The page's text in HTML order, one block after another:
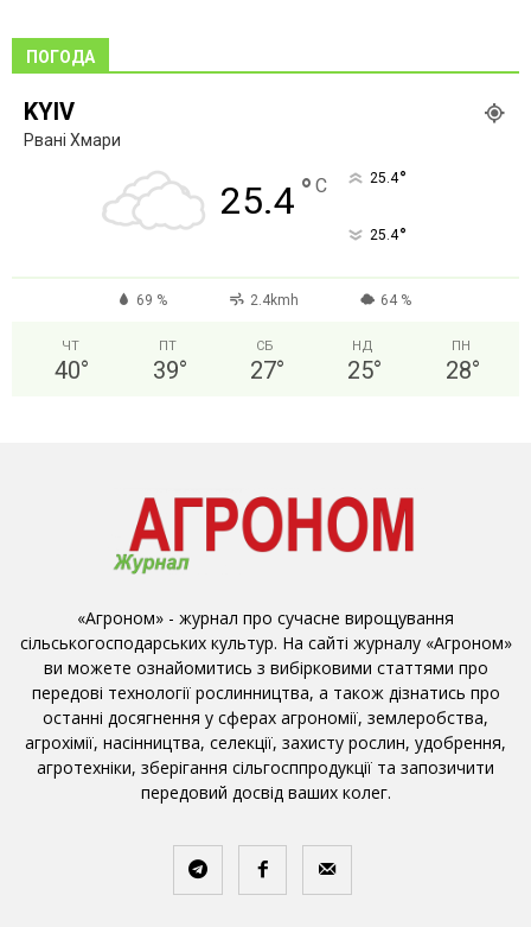
ПОГОДА
KYIV
Рвані Хмари
25.4 ° C 25.4°
25.4°
69 % 2.4kmh 64 %
ЧТ
40°
ПТ
39°
СБ
27°
НД
25°
ПН
28°
«Агроном» - журнал про сучасне вирощування
сільськогосподарських культур. На сайті журналу «Агроном»
ви можете ознайомитись з вибірковими статтями про
передові технології рослинництва, а також дізнатись про
останні досягнення у сферах агрономії, землеробства,
агрохімії, насінництва, селекції, захисту рослин, удобрення,
агротехніки, зберігання сільгосппродукції та запозичити
передовий досвід ваших колег.